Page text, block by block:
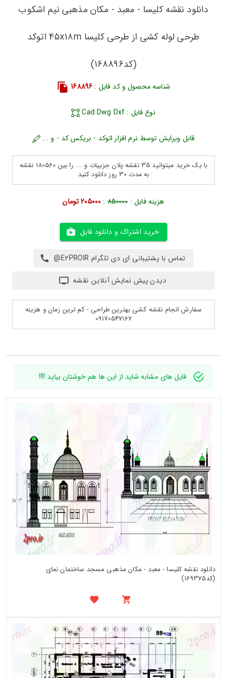
دانلود نقشه کلیسا - معبد - مکان مذهبی نیم اشکوب
طرحی لوله کشی از طرحی کلیسا 45x18m اتوکد
(کد168896)
شناسه محصول و کد فایل : 168896
نوع فایل : Cad Dwg Dxf
قابل ویرایش توسط نرم افزار اتوکد - بریکس کد - و ...
با یک خرید میتوانید 35 نقشه پلان جزییات و ... را بین 180560 نقشه
به مدت 30 روز دانلود کنید
هزینه فایل :850000
: 205000 تومان
خرید اشتراک و دانلود فایل
تماس با پشتیبانی ای دی تلگرام E2PROIR@
دیدن پیش نمایش آنلاین نقشه
سفارش انجام نقشه کشی بهترین طراحی - کم ترین زمان و هزینه
09170547167
فایل های مشابه شاید از این ها هم خوشتان بیاید !!!!
دانلود نقشه کلیسا - معبد - مکان مذهبی مسجد ساختمان نمای
(کد169375)